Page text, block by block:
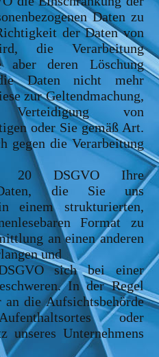
Daten zu
der Daten von
die Verarbeitung
aber deren Löschung
Daten nicht mehr
zur Geltendmachung,
von
oder Sie gemäß Art.
gegen die Verarbeitung
DSGVO Ihre
Daten, die Sie uns
einem strukturierten,
Format zu
an einen anderen
und
sich bei einer
In der Regel
die Aufsichtsbehörde
oder
unseres Unternehmens